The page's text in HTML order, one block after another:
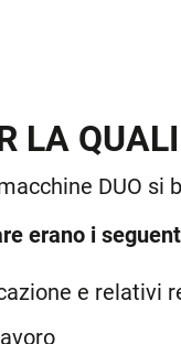
LA
DUO
erano i
e relativi